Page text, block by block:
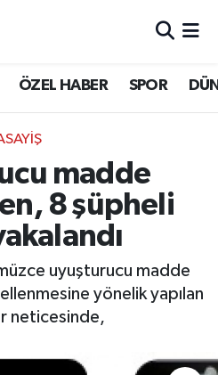
ÖZEL HABER SPOR
madde
8 şüpheli
uyuşturucu madde
yönelik yapılan
neticesinde,
ve Fikstür